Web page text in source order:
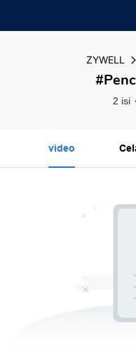
ZYWELL
2 isi
video